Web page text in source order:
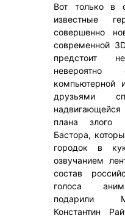
Вот только в
известные
совершенно
современной
предстоит
невероятно
друзьями
плана злого
Бастора,
городок в
озвучанием
состав
голоса
подарили
Константин